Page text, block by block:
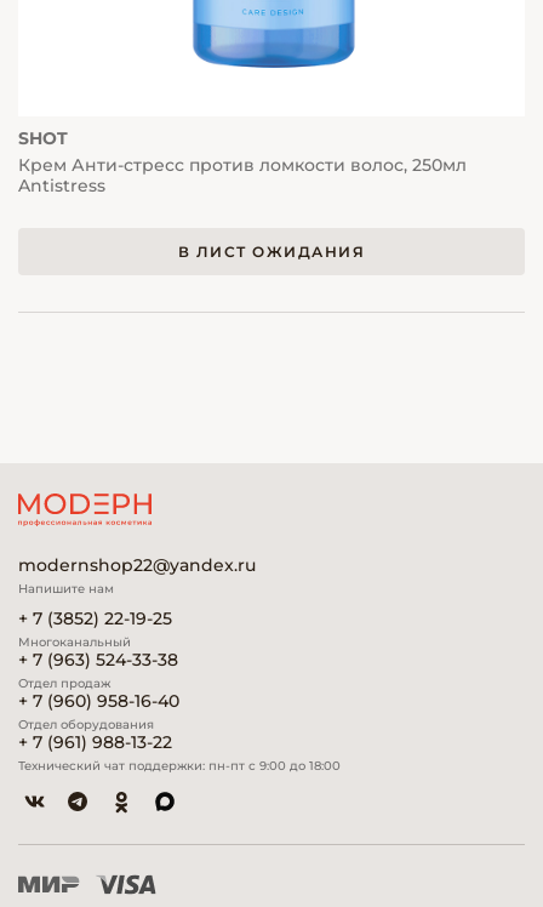
SHOT
Крем Анти-стресс против ломкости волос, 250мл
Antistress
В ЛИСТ ОЖИДАНИЯ
modernshop22@yandex.ru
Напишите нам
+ 7 (3852) 22-19-25
Многоканальный
+ 7 (963) 524-33-38
Отдел продаж
+ 7 (960) 958-16-40
Отдел оборудования
+ 7 (961) 988-13-22
Технический чат поддержки: пн-пт с 9:00 до 18:00